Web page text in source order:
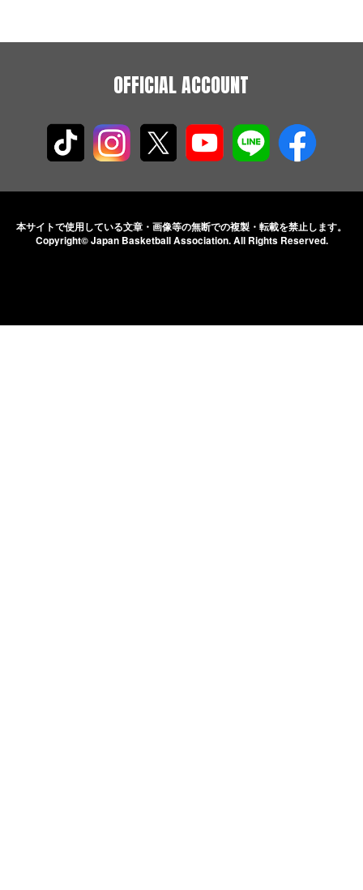
OFFICIAL ACCOUNT
本サイトで使用している文章・画像等の無断での複製・転載を禁止します。
Copyright© Japan Basketball Association.All Rights Reserved.